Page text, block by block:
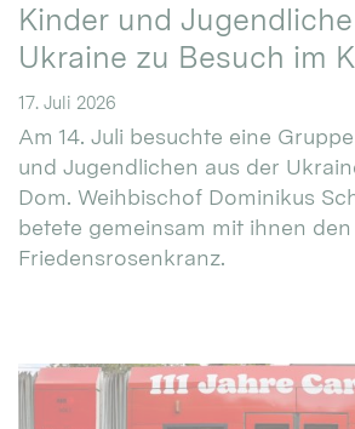
Kinder und
Ukraine zu Besuch im
17. Juli 2026
Am 14. Juli besuchte eine
und Jugendlichen aus der
Dom. Weihbischof Dominikus
betete gemeinsam mit ihnen den
Friedensrosenkranz.